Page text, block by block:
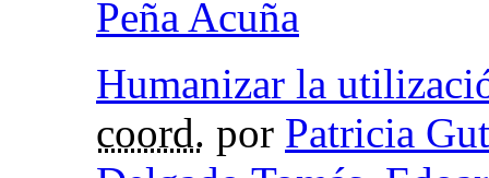
Peña Acuña
Humanizar la
coord. por Patricia